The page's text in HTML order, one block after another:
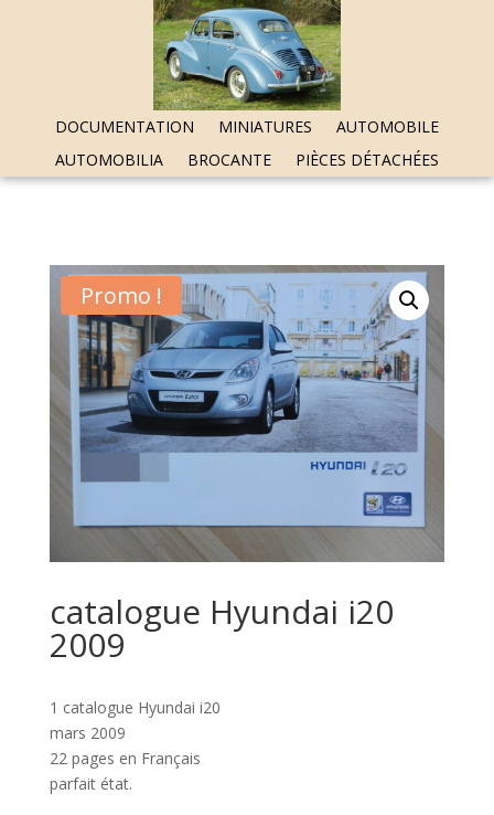
DOCUMENTATION MINIATURES
AUTOMOBILE
AUTOMOBILIA
BROCANTE PIÈCES DÉTACHÉES
Promo !
catalogue Hyundai i20
2009
1 catalogue Hyundai i20
mars 2009
22 pages en Français
parfait état.